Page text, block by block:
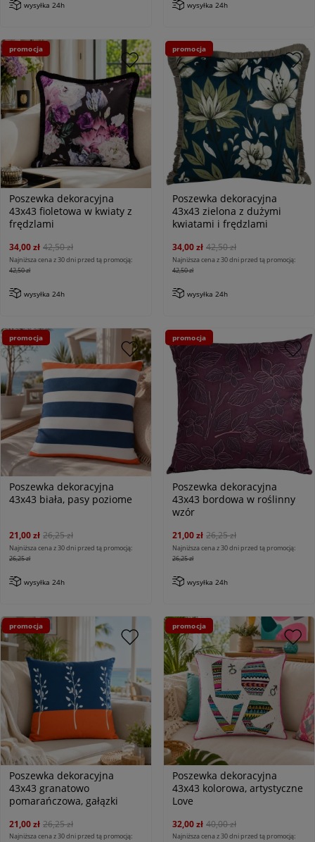
wysyłka 24h wysyłka 24h
Poszewka dekoracyjna
43x43 fioletowa w kwiaty z
frędzlami
34,00 zł 42,50 zł
Najniższa cena z 30 dni przed tą promocją:
42,50 zł
wysyłka 24h
promocja
Poszewka dekoracyjna
43x43 zielona z dużymi
kwiatami i frędzlami
34,00 zł 42,50 zł
Najniższa cena z 30 dni przed tą promocją:
42,50 zł
wysyłka 24h
promocja
Poszewka dekoracyjna
43x43 biała, pasy poziome
21,00 zł 26,25 zł
Najniższa cena z 30 dni przed tą promocją:
26,25 zł
wysyłka 24h
promocja
Poszewka dekoracyjna
43x43 bordowa w roślinny
wzór
21,00 zł 26,25 zł
Najniższa cena z 30 dni przed tą promocją:
26,25 zł
wysyłka 24h
promocja
Poszewka dekoracyjna
43x43 granatowo
pomarańczowa, gałązki
21,00 zł 26,25 zł
Najniższa cena z 30 dni przed tą promocją:
promocja
Poszewka dekoracyjna
43x43 kolorowa, artystyczne
Love
32,00 zł 40,00 zł
Najniższa cena z 30 dni przed tą promocją:
promocja